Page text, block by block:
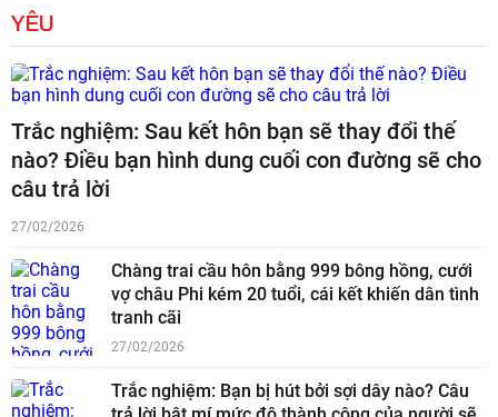
YÊU
Trắc nghiệm: Sau kết hôn bạn sẽ thay đổi thế
nào? Điều bạn hình dung cuối con đường sẽ cho
câu trả lời
27/02/2026
Chàng trai cầu hôn bằng 999 bông hồng, cưới
vợ châu Phi kém 20 tuổi, cái kết khiến dân tình
tranh cãi
27/02/2026
Trắc nghiệm: Bạn bị hút bởi sợi dây nào? Câu